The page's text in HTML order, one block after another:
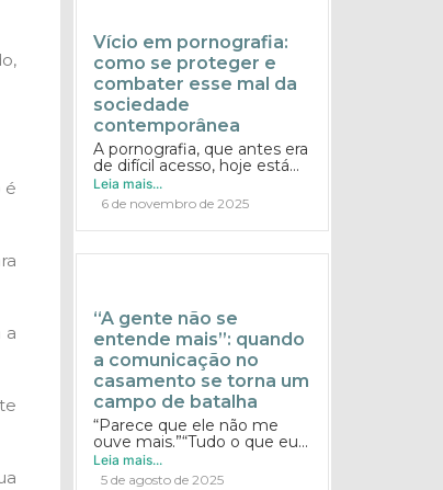
é
a
Vício em pornografia:
como se proteger e
combater esse mal da
sociedade
contemporânea
A pornografia, que antes era
de difícil acesso, hoje está...
Leia mais...
6 de novembro de 2025
“A gente não se
entende mais”: quando
a comunicação no
casamento se torna um
campo de batalha
“Parece que ele não me
ouve mais.”“Tudo o que eu...
Leia mais...
5 de agosto de 2025